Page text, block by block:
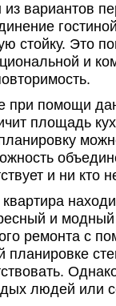
вариантов
стойку. Это
и
при помощи
площадь
и ни кто
и
ремонта с
планировке
людей или